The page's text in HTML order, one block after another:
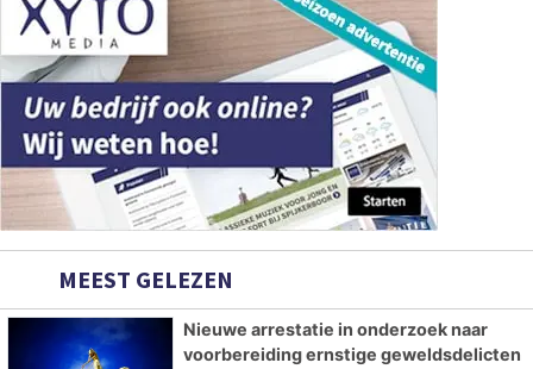
MEEST GELEZEN
Nieuwe arrestatie in onderzoek naar
voorbereiding ernstige geweldsdelicten